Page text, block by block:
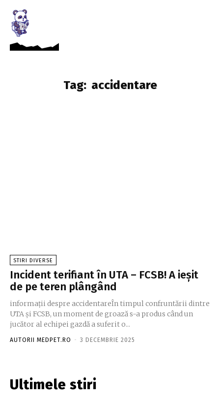
Tag: accidentare
STIRI DIVERSE
Incident terifiant în UTA – FCSB! A ieșit
de pe teren plângând
informații despre accidentareÎn timpul confruntării dintre
UTA și FCSB, un moment de groază s-a produs când un
jucător al echipei gazdă a suferit o...
AUTORII MEDPET.RO - 3 DECEMBRIE 2025
Ultimele stiri